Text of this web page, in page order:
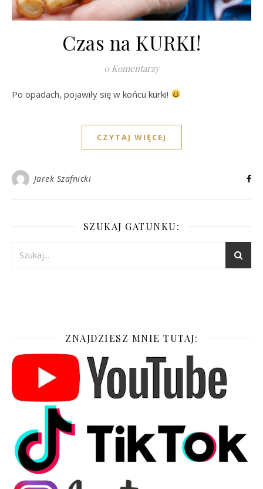
Czas na KURKI!
0 Komentarzy
Po opadach, pojawiły się w końcu kurki!
CZYTAJ WIĘCEJ
Jarek Szafnicki
SZUKAJ GATUNKU:
ZNAJDZIESZ MNIE TUTAJ: